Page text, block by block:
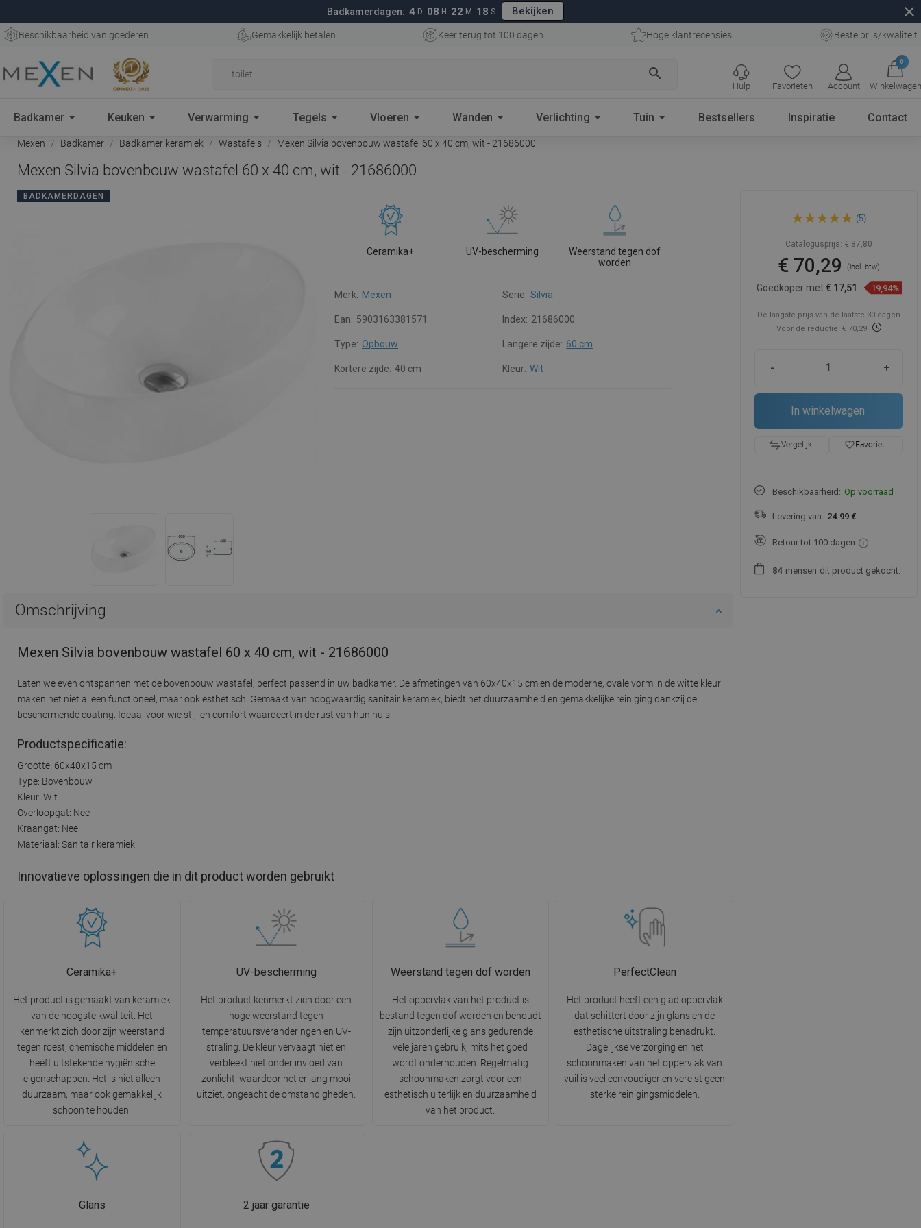
Badkamerdagen: 4 D 08 H 22 M 17 S Bekijken close
Beschikbaarheid van goederen Gemakkelijk betalen Keer terug tot 100 dagen Hoge klantrecensies Beste prijs/kwaliteit
search
Favorieten Account
0
Winkelwagen
Hulp
Badkamer Keuken Verwarming Tegels Vloeren Wanden Verlichting Tuin Bestsellers Inspiratie Contact
Mexen Badkamer Badkamer keramiek Wastafels Mexen Silvia bovenbouw wastafel 60 x 40 cm, wit - 21686000
Mexen Silvia bovenbouw wastafel 60 x 40 cm, wit - 21686000
BADKAMERDAGEN
Ceramika+ UV-bescherming
Weerstand tegen dof
worden
Merk: Mexen Serie: Silvia
Ean: 5903163381571 Index: 21686000
Type: Opbouw Langere zijde: 60 cm
Kortere zijde: 40 cm Kleur: Wit
Omschrijving
Mexen Silvia bovenbouw wastafel 60 x 40 cm, wit - 21686000
Laten we even ontspannen met de bovenbouw wastafel, perfect passend in uw badkamer. De afmetingen van 60x40x15 cm en de moderne, ovale vorm in de witte kleur
maken het niet alleen functioneel, maar ook esthetisch. Gemaakt van hoogwaardig sanitair keramiek, biedt het duurzaamheid en gemakkelijke reiniging dankzij de
beschermende coating. Ideaal voor wie stijl en comfort waardeert in de rust van hun huis.
Productspecificatie:
Grootte: 60x40x15 cm
Type: Bovenbouw
Kleur: Wit
Overloopgat: Nee
Kraangat: Nee
Materiaal: Sanitair keramiek
Innovatieve oplossingen die in dit product worden gebruikt
Ceramika+
Het product is gemaakt van keramiek
van de hoogste kwaliteit. Het
kenmerkt zich door zijn weerstand
tegen roest, chemische middelen en
heeft uitstekende hygiënische
eigenschappen. Het is niet alleen
duurzaam, maar ook gemakkelijk
schoon te houden.
UV-bescherming
Het product kenmerkt zich door een
hoge weerstand tegen
temperatuursveranderingen en UV-
straling. De kleur vervaagt niet en
verbleekt niet onder invloed van
zonlicht, waardoor het er lang mooi
uitziet, ongeacht de omstandigheden.
Weerstand tegen dof worden
Het oppervlak van het product is
bestand tegen dof worden en behoudt
zijn uitzonderlijke glans gedurende
vele jaren gebruik, mits het goed
wordt onderhouden. Regelmatig
schoonmaken zorgt voor een
esthetisch uiterlijk en duurzaamheid
van het product.
PerfectClean
Het product heeft een glad oppervlak
dat schittert door zijn glans en de
esthetische uitstraling benadrukt.
Dagelijkse verzorging en het
schoonmaken van het oppervlak van
vuil is veel eenvoudiger en vereist geen
sterke reinigingsmiddelen.
Glans 2 jaar garantie
wastafel 60 x 40 cm, wit -
(5)
Catalogusprijs: € 87,80
€ 70,29(incl. btw)
Goedkoper met € 17,51 19,94%
De laagste prijs van de laatste 30 dagen
Voor de reductie: € 70,29
- +
In winkelwagen
Vergelijk favorite_borderFavoriet
Beschikbaarheid: Op voorraad
Levering van: 24.99 €
Retour tot 100 dagen
84 mensen dit product gekocht.